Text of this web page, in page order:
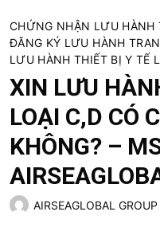
CHỨNG NHẬN LƯU HÀNH
ĐĂNG KÝ LƯU HÀNH
LƯU HÀNH THIẾT BỊ Y TẾ
XIN LƯU
LOẠI C,D CÓ
KHÔNG? –
AIRSEAGLOBAL GROUP